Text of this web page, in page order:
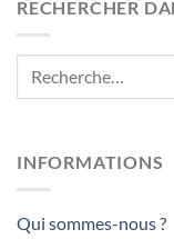
RECHERCHER
INFORMATIONS
Qui sommes-nous ?